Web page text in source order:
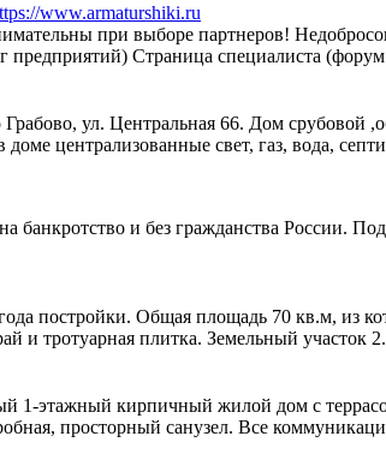
www.armaturshiki.ru
при выборе партнеров!
предприятий) Страница специалиста
Грабово, ул. Центральная 66. Дом
централизованные свет, газ, вода,
и без гражданства России.
постройки. Общая площадь 70 кв.м, из
и тротуарная плитка. Земельный участок
1-этажный кирпичный жилой дом с
просторный санузел. Все